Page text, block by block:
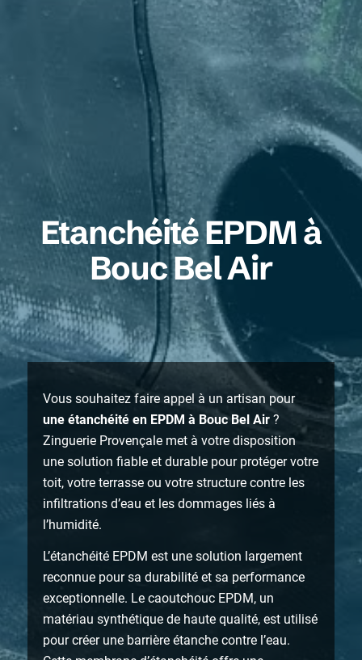
Etanchéité EPDM à
Bouc Bel Air
Vous souhaitez faire appel à un artisan pour
une étanchéité en EPDM à Bouc Bel Air ?
Zinguerie Provençale met à votre disposition
une solution fiable et durable pour protéger votre
toit, votre terrasse ou votre structure contre les
infiltrations d’eau et les dommages liés à
l’humidité.
L’étanchéité EPDM est une solution largement
reconnue pour sa durabilité et sa performance
exceptionnelle. Le caoutchouc EPDM, un
matériau synthétique de haute qualité, est utilisé
pour créer une barrière étanche contre l’eau.